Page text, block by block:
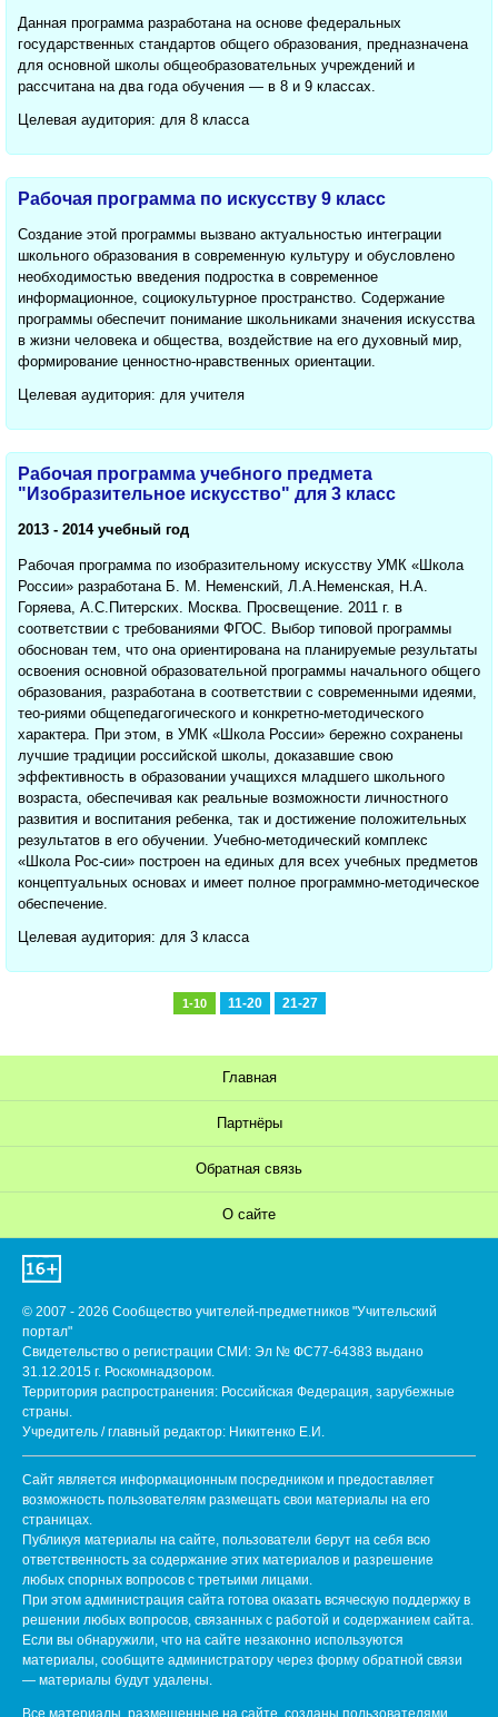
Данная программа разработана на основе федеральных
государственных стандартов общего образования, предназначена
для основной школы общеобразовательных учреждений и
рассчитана на два года обучения — в 8 и 9 классах.
Целевая аудитория: для 8 класса
Рабочая программа по искусству 9 класс
Создание этой программы вызвано актуальностью интеграции
школьного образования в современную культуру и обусловлено
необходимостью введения подростка в современное
информационное, социокультурное пространство. Содержание
программы обеспечит понимание школьниками значения искусства
в жизни человека и общества, воздействие на его духовный мир,
формирование ценностно-нравственных ориентации.
Целевая аудитория: для учителя
Рабочая программа учебного предмета
"Изобразительное искусство" для 3 класс
2013 - 2014 учебный год
Рабочая программа по изобразительному искусству УМК «Школа
России» разработана Б. М. Неменский, Л.А.Неменская, Н.А.
Горяева, А.С.Питерских. Москва. Просвещение. 2011 г. в
соответствии с требованиями ФГОС. Выбор типовой программы
обоснован тем, что она ориентирована на планируемые результаты
освоения основной образовательной программы начального общего
образования, разработана в соответствии с современными идеями,
тео-риями общепедагогического и конкретно-методического
характера. При этом, в УМК «Школа России» бережно сохранены
лучшие традиции российской школы, доказавшие свою
эффективность в образовании учащихся младшего школьного
возраста, обеспечивая как реальные возможности личностного
развития и воспитания ребенка, так и достижение положительных
результатов в его обучении. Учебно-методический комплекс
«Школа Рос-сии» построен на единых для всех учебных предметов
концептуальных основах и имеет полное программно-методическое
обеспечение.
Целевая аудитория: для 3 класса
1-10 11-20 21-27
Главная
Партнёры
Обратная связь
О сайте
© 2007 - 2026 Сообщество учителей-предметников "Учительский
портал"
Свидетельство о регистрации СМИ: Эл № ФС77-64383 выдано
31.12.2015 г. Роскомнадзором.
Территория распространения: Российская Федерация, зарубежные
страны.
Учредитель / главный редактор: Никитенко Е.И.
Сайт является информационным посредником и предоставляет
возможность пользователям размещать свои материалы на его
страницах.
Публикуя материалы на сайте, пользователи берут на себя всю
ответственность за содержание этих материалов и разрешение
любых спорных вопросов с третьими лицами.
При этом администрация сайта готова оказать всяческую поддержку в
решении любых вопросов, связанных с работой и содержанием сайта.
Если вы обнаружили, что на сайте незаконно используются
материалы, сообщите администратору через форму обратной связи
— материалы будут удалены.